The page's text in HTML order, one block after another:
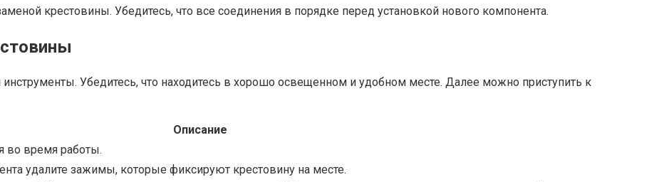
крестовины. Убедитесь, что все соединения в порядке перед установкой нового компонента.
Убедитесь, что находитесь в хорошо освещенном и удобном месте. Далее можно приступить к
Описание
во время работы.
удалите зажимы, которые фиксируют крестовину на месте.